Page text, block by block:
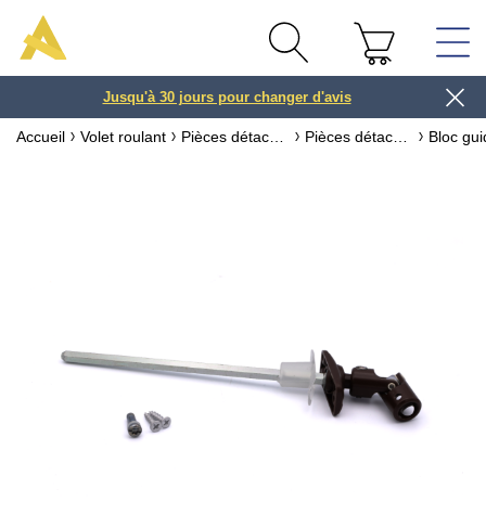
3 ou 4x
Jusqu'à 30 jours pour changer d'avis
Accueil Volet roulant